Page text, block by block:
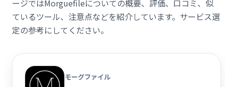
ージではMorguefileについての概要、評価、口コミ、似
ているツール、注意点などを紹介しています。サービス選
定の参考にしてください。
モーグファイル